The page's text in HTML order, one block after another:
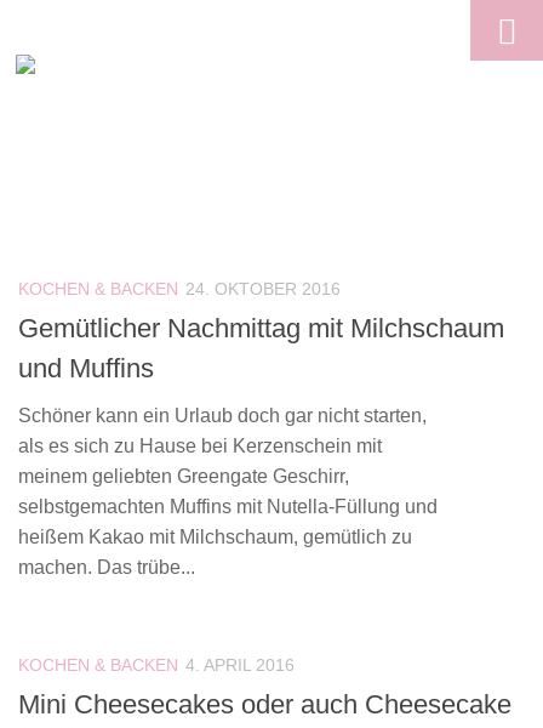
KOCHEN & BACKEN 24. OKTOBER 2016
Gemütlicher Nachmittag mit Milchschaum
und Muffins
Schöner kann ein Urlaub doch gar nicht starten,
als es sich zu Hause bei Kerzenschein mit
meinem geliebten Greengate Geschirr,
selbstgemachten Muffins mit Nutella-Füllung und
heißem Kakao mit Milchschaum, gemütlich zu
machen. Das trübe...
KOCHEN & BACKEN 4. APRIL 2016
Mini Cheesecakes oder auch Cheesecake